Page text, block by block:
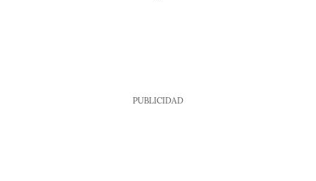
PUBLICIDAD